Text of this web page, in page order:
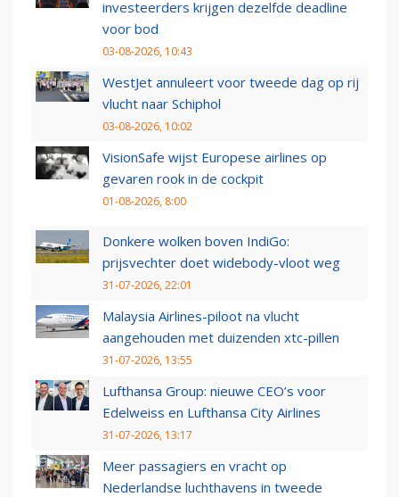
investeerders krijgen dezelfde deadline
voor bod
03-08-2026, 10:43
WestJet annuleert voor tweede dag op rij
vlucht naar Schiphol
03-08-2026, 10:02
VisionSafe wijst Europese airlines op
gevaren rook in de cockpit
01-08-2026, 8:00
Donkere wolken boven IndiGo:
prijsvechter doet widebody-vloot weg
31-07-2026, 22:01
Malaysia Airlines-piloot na vlucht
aangehouden met duizenden xtc-pillen
31-07-2026, 13:55
Lufthansa Group: nieuwe CEO’s voor
Edelweiss en Lufthansa City Airlines
31-07-2026, 13:17
Meer passagiers en vracht op
Nederlandse luchthavens in tweede